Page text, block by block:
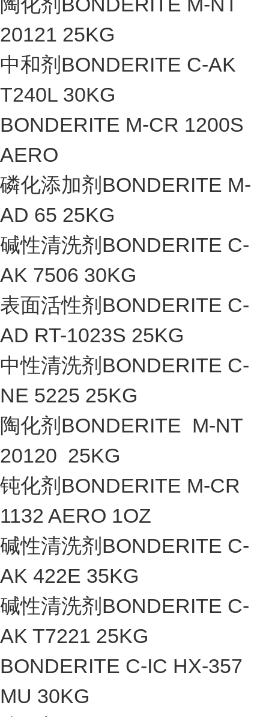
20121 25KG
中和剂BONDERITE C-AK
T240L 30KG
BONDERITE M-CR 1200S
AERO
磷化添加剂BONDERITE M-
AD 65 25KG
碱性清洗剂BONDERITE C-
AK 7506 30KG
表面活性剂BONDERITE C-
AD RT-1023S 25KG
中性清洗剂BONDERITE C-
NE 5225 25KG
陶化剂BONDERITE M-NT
20120 25KG
钝化剂BONDERITE M-CR
1132 AERO 1OZ
碱性清洗剂BONDERITE C-
AK 422E 35KG
碱性清洗剂BONDERITE C-
AK T7221 25KG
BONDERITE C-IC HX-357
MU 30KG